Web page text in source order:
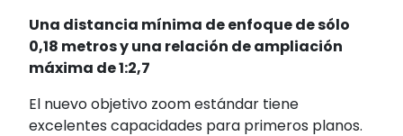
Una distancia mínima de enfoque de sólo
0,18 metros y una relación de ampliación
máxima de 1:2,7
El nuevo objetivo zoom estándar tiene
excelentes capacidades para primeros planos.